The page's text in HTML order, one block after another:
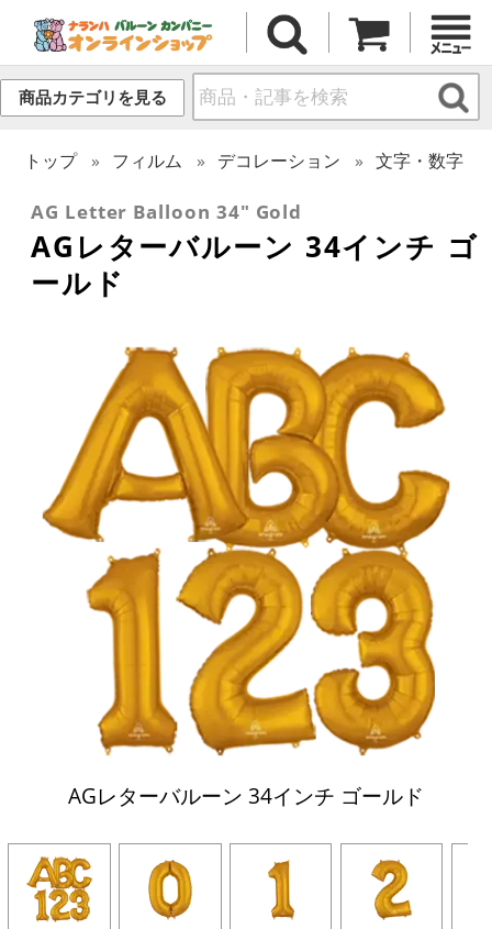
商品カテゴリを見る
トップ フィルム デコレーション 文字・数字
AG Letter Balloon 34" Gold
AGレターバルーン 34インチ ゴ
ールド
AGレターバルーン 34インチ ゴールド